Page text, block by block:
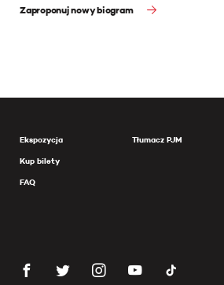
Zaproponuj nowy biogram
Ekspozycja
Kup bilety
FAQ
Tłumacz PJM